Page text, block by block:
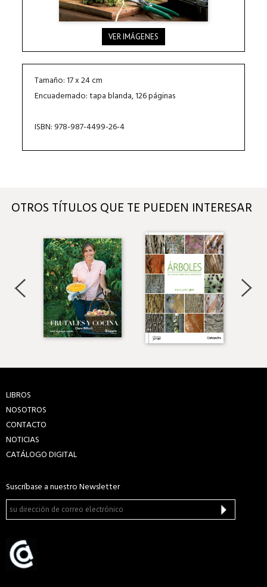
VER IMÁGENES
Tamaño: 17 x 24 cm
Encuadernado: tapa blanda, 126 páginas
ISBN: 978-987-4499-26-4
OTROS TÍTULOS QUE TE PUEDEN INTERESAR
LIBROS
NOSOTROS
CONTACTO
NOTICIAS
CATÁLOGO DIGITAL
Suscríbase a nuestro Newsletter